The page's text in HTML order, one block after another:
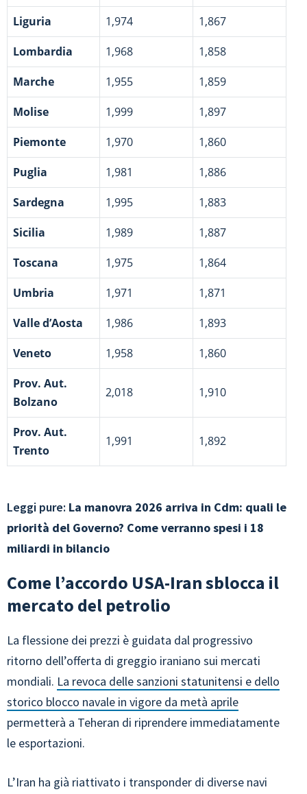
Liguria 1,974
1,867
Lombardia
1,968
1,858
Marche
1,955
1,859
Molise
1,999
1,897
Piemonte
1,970
1,860
Puglia
1,981
1,886
Sardegna
1,995
1,883
Sicilia
1,989
1,887
Toscana
1,975
1,864
Umbria
1,971
1,871
Valle d’Aosta
1,986
1,893
Veneto
1,958
1,860
Prov. Aut.
Bolzano
2,018 1,910
Prov. Aut.
Trento
1,991 1,892
Leggi pure: La manovra 2026 arriva in Cdm: quali le
priorità del Governo? Come verranno spesi i 18
miliardi in bilancio
Come l’accordo USA-Iran sblocca il
mercato del petrolio
La flessione dei prezzi è guidata dal progressivo
ritorno dell’offerta di greggio iraniano sui mercati
mondiali. La revoca delle sanzioni statunitensi e dello
storico blocco navale in vigore da metà aprile
permetterà a Teheran di riprendere immediatamente
le esportazioni.
L’Iran ha già riattivato i transponder di diverse navi